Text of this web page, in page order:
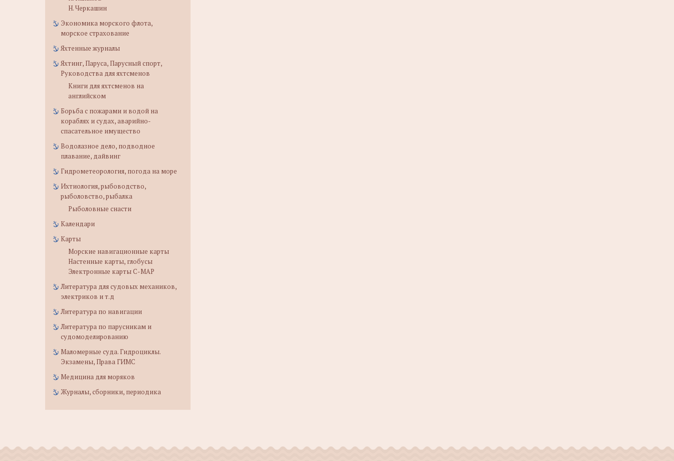
Н. Черкашин
Экономика морского флота,
морское страхование
Яхтенные журналы
Яхтинг, Паруса, Парусный спорт,
Руководства для яхтсменов
Книги для яхтсменов на
английском
Борьба с пожарами и водой на
кораблях и судах, аварийно-
спасательное имущество
Водолазное дело, подводное
плавание, дайвинг
Гидрометеорология, погода на море
Ихтиология, рыбоводство,
рыболовство, рыбалка
Рыболовные снасти
Календари
Карты
Морские навигационные карты
Настенные карты, глобусы
Электронные карты C-MAP
Литература для судовых механиков,
электриков и т.д
Литература по навигации
Литература по парусникам и
судомоделированию
Маломерные суда. Гидроциклы.
Экзамены, Права ГИМС
Медицина для моряков
Журналы, сборники, периодика